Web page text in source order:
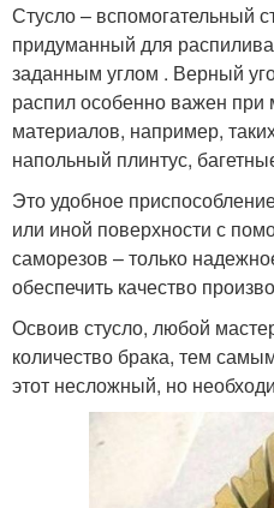
Стусло – вспомогательный
придуманный для
заданным углом . Верный
распил особенно важен при
материалов, например,
напольный плинтус,
Это удобное
или иной поверхности с
саморезов – только
обеспечить качество
Освоив стусло, любой
количество брака, тем
этот несложный, но